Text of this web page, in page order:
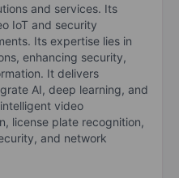
and services. Its
IoT and security
Its expertise lies in
enhancing security,
It delivers
AI, deep learning, and
video
license plate recognition,
and network